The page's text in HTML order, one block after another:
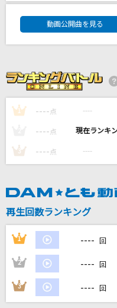
忘れじの言の葉
高橋洋子
Drown [ドラウン]
Bring Me The Horizon
1991(ビデオクリップ
バルーン
カラオケ
DAM★ともボ
動画公開曲を見る
1 ---- 点 ----
---- 点 ----
3 ---- 点 ----
再生回数ランキング
1 ---- 回
2 ---- 回
3 ---- 回